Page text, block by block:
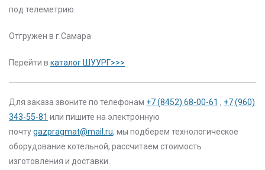
под телеметрию.
Отгружен в г.Самара
Перейти в каталог ШУУРГ>>>
Для заказа звоните по телефонам +7 (8452) 68-00-61 , +7 (960)
343-55-81 или пишите на электронную
почтуgazpragmat@mail.ru, мы подберем технологическое
оборудование котельной, рассчитаем стоимость
изготовления и доставки.